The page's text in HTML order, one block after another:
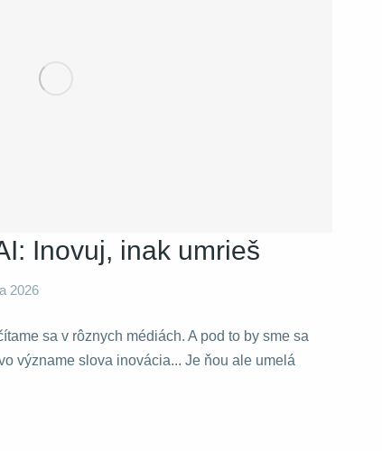
Inovuj, inak umrieš
2026
sa v rôznych médiách. A pod to by sme sa
význame slova inovácia... Je ňou ale umelá